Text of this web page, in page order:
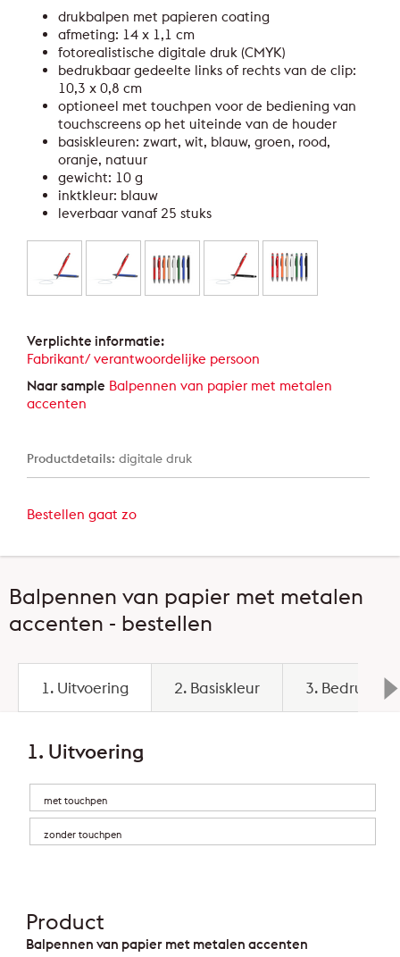
drukbalpen met papieren coating
afmeting: 14 x 1,1 cm
fotorealistische digitale druk (CMYK)
bedrukbaar gedeelte links of rechts van de clip:
10,3 x 0,8 cm
optioneel met touchpen voor de bediening van
touchscreens op het uiteinde van de houder
basiskleuren: zwart, wit, blauw, groen, rood,
oranje, natuur
gewicht: 10 g
inktkleur: blauw
leverbaar vanaf 25 stuks
Verplichte informatie:
Fabrikant/ verantwoordelijke persoon
Naar sample Balpennen van papier met metalen
accenten
Productdetails: digitale druk
Bestellen gaat zo
Balpennen van papier met metalen
accenten - bestellen
1. Uitvoering 2. Basiskleur 3.
1. Uitvoering
met touchpen
zonder touchpen
Product
Balpennen van papier met metalen accenten